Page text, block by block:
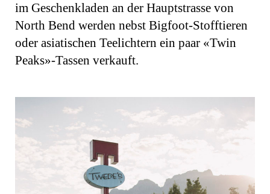
im Geschenkladen an der Hauptstrasse von
North Bend werden nebst Bigfoot-Stofftieren
oder asiatischen Teelichtern ein paar «Twin
Peaks»-Tassen verkauft.